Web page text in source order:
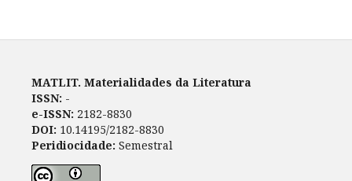
MATLIT. Materialidades da Literatura
ISSN: -
e-ISSN: 2182-8830
DOI: 10.14195/2182-8830
Peridiocidade: Semestral